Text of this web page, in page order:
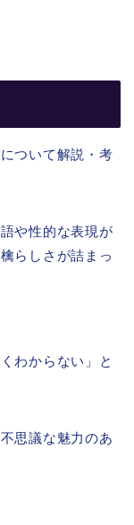
ついて解説・考
や性的な表現が
らしさが詰まっ
わからない」と
思議な魅力のあ